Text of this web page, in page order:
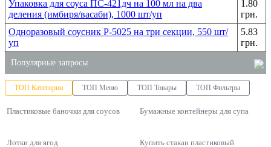
Упаковка для соуса ПС-421дч на 100 мл на два
деления (имбиря/васаби), 1000 шт/уп
1.80
грн.
Одноразовый соусник Р-5025 на три секции, 550 шт/
уп
5.83
грн.
Популярные запросы
мыло жидкое 5л
пакеты для мусора цена
ТОП Категории ТОП Меню ТОП Товары ТОП Фильтры
Пластиковые баночки для соусов
Лотки для ягод
Бумажные контейнеры для супа
Купить стакан пластиковый